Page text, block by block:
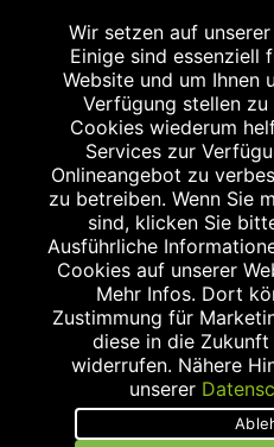
Abgabe in haushaltsüblichen Mengen,
und Satzfehler keine Haftung.
Zu Risiken und Nebenwirkungen
Sie Ihren Arzt oder Apotheker.
Angabe nach der deutschen
(AEP). Der AEP ist keine unverbindliche
AEP ist ein von den Apotheken in
Arzneimittel. Er entspricht in der Höhe
Abgabepreis, zu dem eine Apotheke in
unter 12 Jahren) das Produkt mit der
abrechnet. Der AEP ist der allgemeine
Kostenübernahme durch die
Zwangsrabattes (zur Zeit 5%) nach
Unverbindliche Preisempfehlung des
powered by
Wir setzen auf
Einige sind essenziell
Website und um Ihnen
Verfügung stellen
Cookies wiederum
Services zur
Onlineangebot zu
zu betreiben. Wenn Sie
sind, klicken Sie
Ausführliche
Cookies auf unserer
Mehr Infos. Dort
Zustimmung für
diese in die
widerrufen. Nähere
unserer